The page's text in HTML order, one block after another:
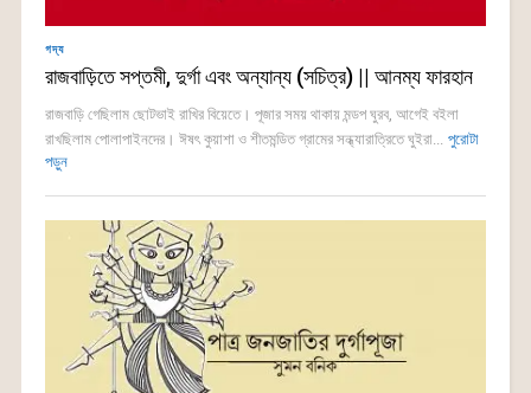
গদ্য
রাজবাড়িতে সপ্তমী, দুর্গা এবং অন্যান্য (সচিত্র) || আনম্য ফারহান
রাজবাড়ি গেছিলাম ছোটভাই রাখির বিয়েতে। পূজার সময় থাকায় মন্ডপ ঘুরব, আগেই বইলা
রাখছিলাম পোলাপাইনদের। ঈষৎ কুয়াশা ও শীতমন্ডিত গ্রামের সন্ধ্যারাত্রিতে ঘুইরা... পুরোটা
পড়ুন